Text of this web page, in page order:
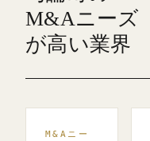
M&Aニーズ
が高い業界
M&Aニー